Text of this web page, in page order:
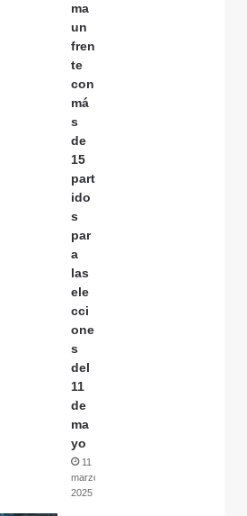
ma
un
fren
te
con
má
s
de
15
part
ido
s
par
a
las
ele
cci
one
s
del
11
de
ma
yo
11
marzo,
2025